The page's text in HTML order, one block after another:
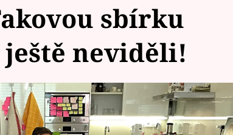
sbírku
neviděli!